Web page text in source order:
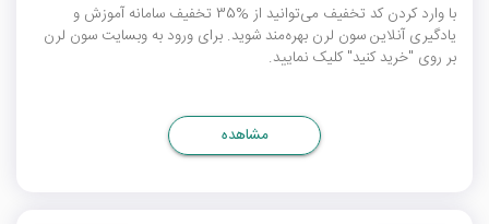
با وارد کردن کد تخفیف می‌توانید از %35 تخفیف سامانه آموزش و
یادگیری آنلاین سون لرن بهره‌مند شوید. برای ورود به وبسایت سون لرن
بر روی "خرید کنید" کلیک نمایید.
مشاهده